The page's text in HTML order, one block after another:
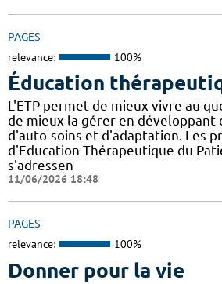
PAGES
relevance: 100%
Éducation
L'ETP permet de mieux vivre au
de mieux la gérer en développant
d'auto-soins et d'adaptation. Les
d'Education Thérapeutique du
s'adressen
11/06/2026 18:48
PAGES
relevance: 100%
Donner pour la vie